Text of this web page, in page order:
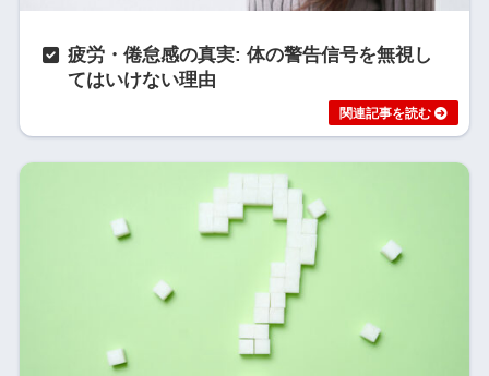
疲労・倦怠感の真実: 体の警告信号を無視し
てはいけない理由